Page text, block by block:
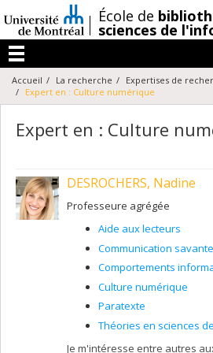
au
contenu
/École de
sciences de
Menu
Accueil La recherche
Expertises de
Expert en : Culture numérique
Expert en : Culture
DESROCHERS, Nadine
Professeure agrégée
Aide aux lecteurs
Communication savante
Comportements
Culture numérique
Paratexte
Théories en sciences
Je m'intéresse entre autres